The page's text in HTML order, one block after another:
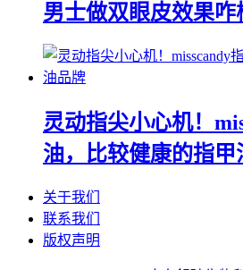
男士做双眼皮效果咋
灵动指尖小心机！
油，比较健康的指甲
关于我们
联系我们
版权声明